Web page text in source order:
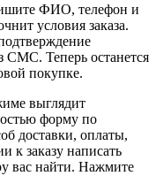
ФИО, телефон и
условия заказа.
СМС. Теперь останется
покупке.
выглядит
форму по
доставки, оплаты,
к заказу написать
вас найти. Нажмите